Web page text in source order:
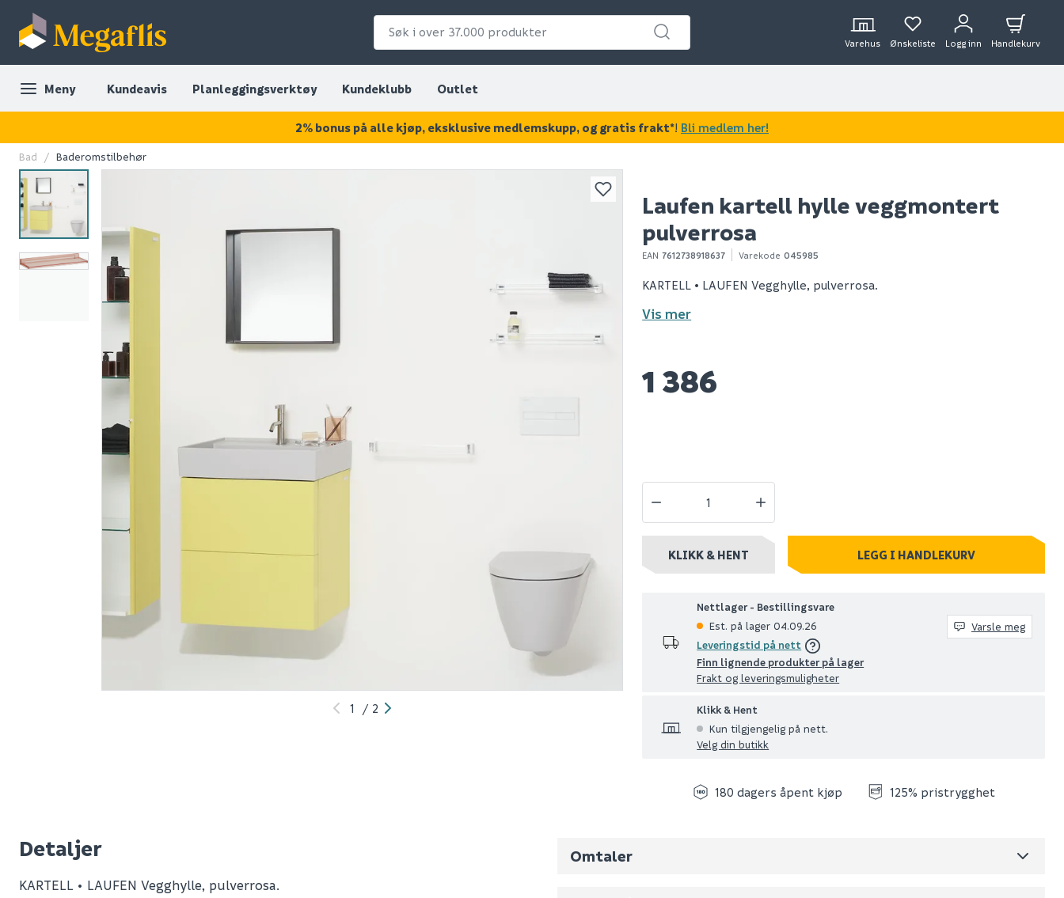
Varehus Ønskeliste Logg inn Handlekurv
Meny Kundeavis Planleggingsverktøy Kundeklubb Outlet
KAN DISSE VÆRE AV INTERESSE?
gre nero 60x120 9mm
549 /m²
håndklestativ 60 cm
gjennomsiktig
1 386
Spar 400
Laufen kartell hylle
Nettlager
Bestillingsvare
Klikk & Hent
Bad Baderomstilbehør
1 / 2
Laufen kartell hylle veggmontert
pulverrosa
EAN 7612738918637 Varekode 045985
KARTELL • LAUFEN Vegghylle, pulverrosa.
Vis mer
1 386
KLIKK & HENT LEGG I HANDLEKURV
Nettlager - Bestillingsvare
Est. på lager 04.09.26
Leveringstid på nett
Finn lignende produkter på lager
Frakt og leveringsmuligheter
Varsle meg
Klikk & Hent
Kun tilgjengelig på nett.
Velg din butikk
180 dagers åpent kjøp 125% pristrygghet
Detaljer
KARTELL • LAUFEN Vegghylle, pulverrosa.
Omtaler
2% bonus på alle kjøp, eksklusive medlemskupp, og gratis frakt*! Bli medlem her!